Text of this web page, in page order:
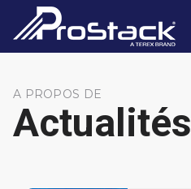
A PROPOS DE
Actualités